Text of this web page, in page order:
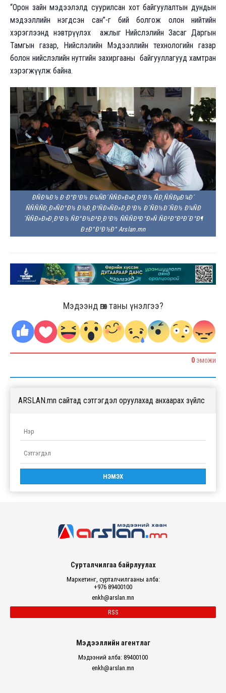
“Орон зайн мэдээлэлд суурилсан хот байгуулалтын дундын
мэдээллийн нэгдсэн сан”-г бий болгож олон нийтийн
хэрэглээнд нэвтрүүлэх ажлыг Нийслэлийн Засаг Даргын
Тамгын газар, Нийслэлийн Мэдээллийн технологийн газар
болон нийслэлийн нутгийн захиргааны байгууллагууд хамтран
хэрэгжүүлж байна.
ÐÑÐ¾Ð½ Ð·Ð°Ð¹Ð½ Ð¼ÑÐ´ÑÑÐ»Ð»Ð¸Ð¹Ð½ ÑÐ¸ÑÑÐµÐ¼Ð´
ÑÑÑÑÐ¸Ð»ÑÐ°Ð½ Ð½Ð¸Ð¹ÑÐ»ÑÐ»Ð¸Ð¹Ð½ Ð´ÑÐ½Ð´ÑÐ½ Ð¼ÑÐ
´ÑÑÐ»Ð»Ð¸Ð¹Ð½ ÑÐ°Ð½Ð³Ð¸Ð¹Ð½ ÑÑÑÐ³Ð°Ð»Ñ ÑÐ²Ð°Ð³Ð´Ð°Ð¶
Ð±Ð°Ð¹Ð½Ð° Arslan.mn
Мэдээнд өгөх таны үнэлгээ?
0 ЭМОЖИ
ARSLAN.mn сайтад сэтгэгдэл оруулахад анхаарах зүйлс
Сурталчилгаа байрлуулах
Маркетинг, сурталчилгааны алба:
+976 89400100
enkh@arslan.mn
RSS
Мэдээллийн агентлаг
Мэдээний алба: 89400100
enkh@arslan.mn